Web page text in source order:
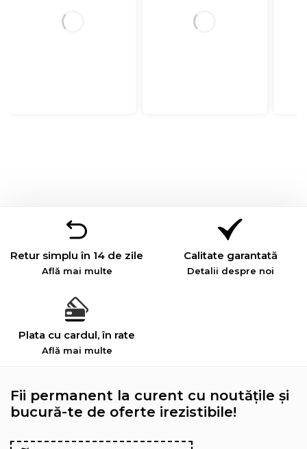
Retur simplu în 14 de zile
Află mai multe
Calitate garantată
Detalii despre noi
Plata cu cardul, în rate
Află mai multe
Fii permanent la curent cu noutățile și
bucură-te de oferte irezistibile!